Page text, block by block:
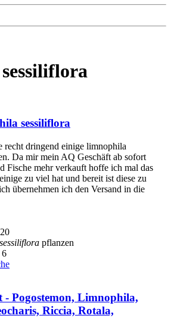
sessiliflora
recht dringend einige limnophila
Da mir mein AQ Geschäft ab sofort
Fische mehr verkauft hoffe ich mal das
zu viel hat und bereit ist diese zu
übernehmen ich den Versand in die
sessiliflora pflanzen
6
- Pogostemon, Limnophila,
Riccia, Rotala,